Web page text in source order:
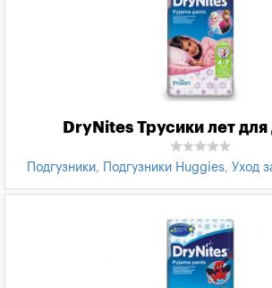
DryNites Трусики лет для
Подгузники, Подгузники Huggies, Уход